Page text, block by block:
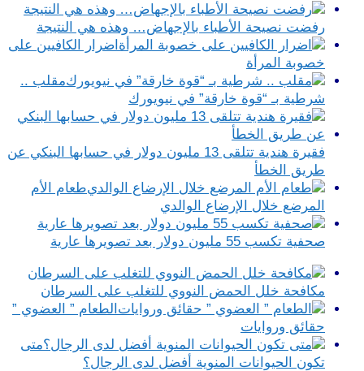
رفضت نصيحة الأطباء بالإجهاض… وهذه هي النتيجة
اضرار الكافيين على
خصوبة المرأة
مقلب ..
شرطية بـ “قوة خارقة” في نيويورك
فقيرة هندية تتلقى 13 مليون دولار في حسابها البنكي عن
طريق الخطأ
طعام الأم
المرضع خلال الإرضاع الوالدي
صحفية تكسب 55 مليون دولار بعد تصويرها عارية
مكافحة خلل الحمض النووي للتغلب على السرطان
الطعام ” العضوي ”
حقائق وروايات
متى
تكون الحيوانات المنوية أفضل لدى الرجال؟